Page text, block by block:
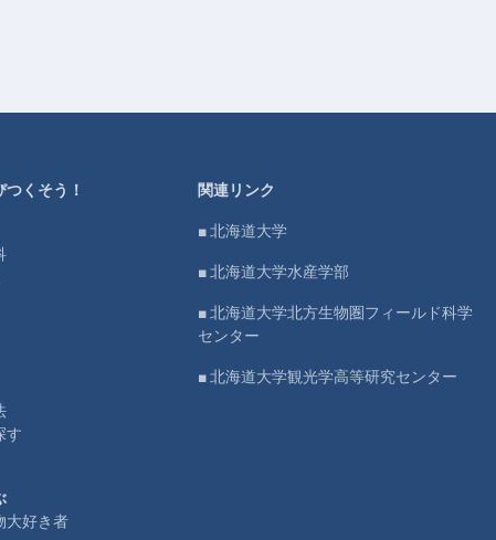
くそう！
す
大好き者
関連リンク
■ 北海道大学
■ 北海道大学水産学部
■ 北海道大学北方生物圏フィールド科学
センター
■ 北海道大学観光学高等研究センター